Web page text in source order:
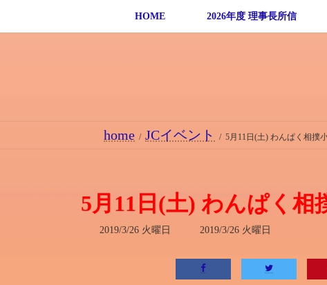
HOME 2026年度 理事長所信
home JCイベント 5月11日(土) わんぱく相撲
5月11日(土) わんぱく相
2019/3/26 火曜日
最
新
日
2019/3/26 火曜日